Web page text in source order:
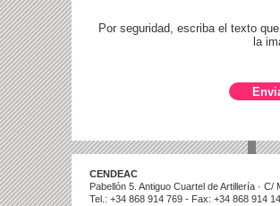
Por seguridad, escriba el texto
la
CENDEAC
Pabellón 5. Antiguo Cuartel de Artillería ·
Tel.: +34 868 914 769 - Fax: +34 868 914